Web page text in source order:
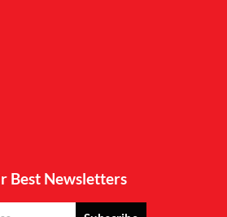
Best Newsletters